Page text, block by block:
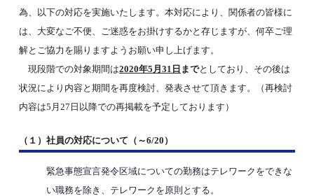
為、以下の対応を実施いたします。本対応により、関係者の皆様に
は、大変なご不便、ご迷惑をお掛けするかと存じますが、何卒ご理
解とご協力を賜りますようお願い申し上げます。
現段階での対象期間は2020年5月31日 までとしており、その後は
状況により内容と期間を再度検討、発表させて頂きます。（再検討
内容は5月27日以降での再掲載を予定しております）
（１）社員の対応について（～6/20）
緊急事態宣言発令区域についての勤務はテレワークをできな
い職務を除き、テレワークを原則とする。